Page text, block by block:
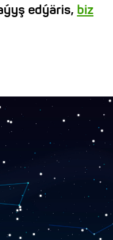
edýäris, biz